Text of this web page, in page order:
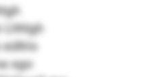
sgo